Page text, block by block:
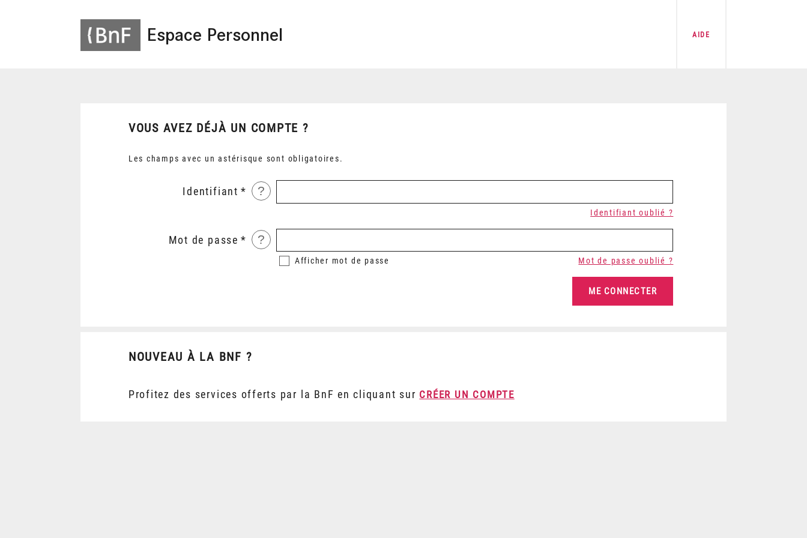
Espace Personnel AIDE
VOUS AVEZ DÉJÀ UN COMPTE ?
Les champs avec un astérisque sont obligatoires.
Identifiant ?
Identifiant oublié ?
Mot de passe ?
Afficher mot de passe Mot de passe oublié ?
NOUVEAU À LA BNF ?
Profitez des services offerts par la BnF en cliquant sur CRÉER UN COMPTE